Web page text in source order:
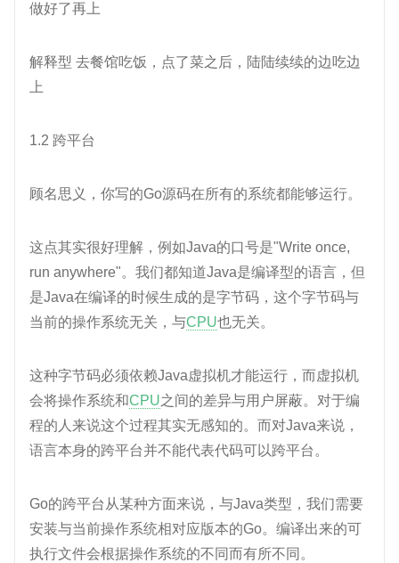
做好了再上
解释型 去餐馆吃饭，点了菜之后，陆陆续续的边吃边
上
1.2 跨平台
顾名思义，你写的Go源码在所有的系统都能够运行。
这点其实很好理解，例如Java的口号是"Write once,
run anywhere"。我们都知道Java是编译型的语言，但
是Java在编译的时候生成的是字节码，这个字节码与
当前的操作系统无关，与CPU也无关。
这种字节码必须依赖Java虚拟机才能运行，而虚拟机
会将操作系统和CPU之间的差异与用户屏蔽。对于编
程的人来说这个过程其实无感知的。而对Java来说，
语言本身的跨平台并不能代表代码可以跨平台。
Go的跨平台从某种方面来说，与Java类型，我们需要
安装与当前操作系统相对应版本的Go。编译出来的可
执行文件会根据操作系统的不同而有所不同。